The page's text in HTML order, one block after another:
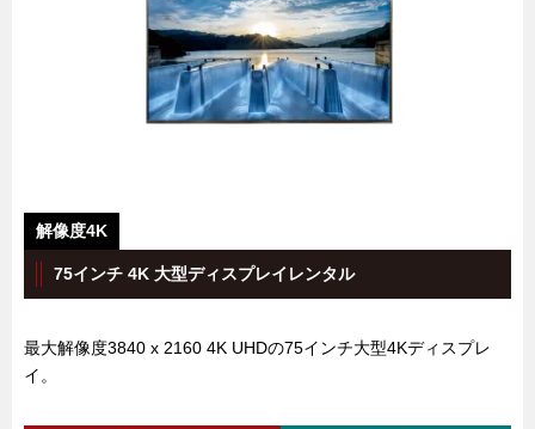
75インチ 4K 大型ディスプレイレンタル
最大解像度3840 x 2160 4K UHDの75インチ大型4Kディスプレ
イ。